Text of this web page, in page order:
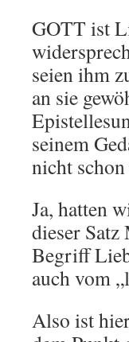
GOTT ist
seien ihm
an sie
seinem
nicht
Ja, hatten
dieser
Begriff
auch vom
Also ist